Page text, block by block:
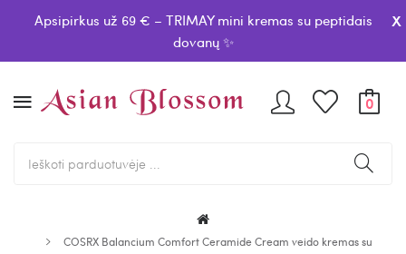
Apsipirkus už 69 € – TRIMAY mini kremas su peptidais
dovanų ✨
x
0
COSRX Balancium Comfort Ceramide Cream veido kremas su